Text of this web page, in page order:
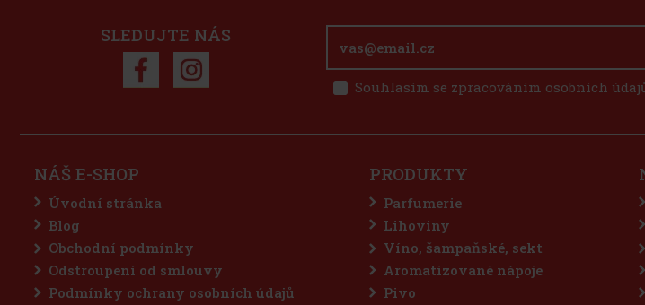
SLEDUJTE NÁS
Souhlasím se zpracováním osobních
NÁŠ E-SHOP
Úvodní stránka
Blog
Obchodní podmínky
Odstroupení od smlouvy
Podmínky ochrany osobních údajů
PRODUKTY
Parfumerie
Lihoviny
Víno, šampaňské, sekt
Aromatizované nápoje
Pivo